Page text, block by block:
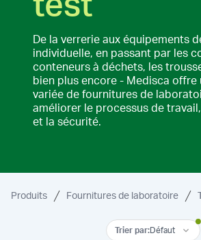
De la verrerie aux équipements
individuelle, en passant par les
conteneurs à déchets, les
bien plus encore - Medisca offre
variée de fournitures de
améliorer le processus de
et la sécurité.
Produits Fournitures de laboratoire
Trier par:Défaut